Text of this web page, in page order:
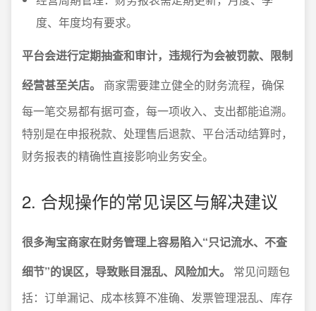
度、年度均有要求。
平台会进行定期抽查和审计，违规行为会被罚款、限制
经营甚至关店。
商家需要建立健全的财务流程，确保
每一笔交易都有据可查，每一项收入、支出都能追溯。
特别是在申报税款、处理售后退款、平台活动结算时，
财务报表的精确性直接影响业务安全。
2. 合规操作的常见误区与解决建议
很多淘宝商家在财务管理上容易陷入“只记流水、不查
细节”的误区，导致账目混乱、风险加大。
常见问题包
括：订单漏记、成本核算不准确、发票管理混乱、库存